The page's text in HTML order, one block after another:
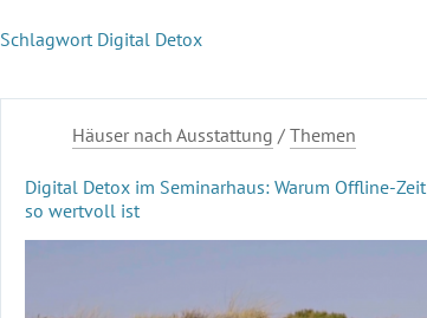
SchlagwortDigital Detox
Häuser nach Ausstattung / Themen
Digital Detox im Seminarhaus: Warum Offline-Zeit
so wertvoll ist